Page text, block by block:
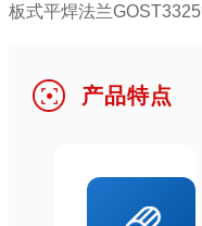
板式平焊法兰
产品特点